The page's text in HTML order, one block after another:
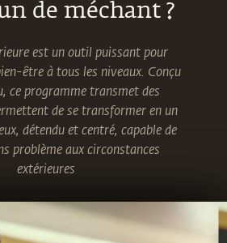
de méchant ?
est un outil puissant pour
être à tous les niveaux. Conçu
ce programme transmet des
de se transformer en un
détendu et centré, capable de
problème aux circonstances
extérieures